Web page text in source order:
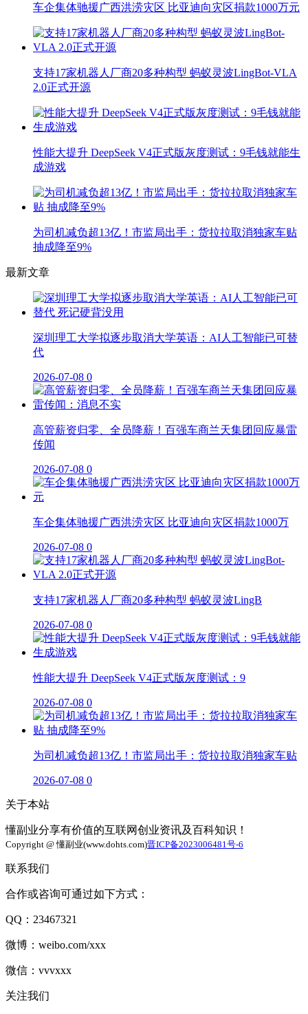
车企集体驰援广西洪涝灾区 比亚迪向灾区捐款1000万元
支持17家机器人厂商20多种构型 蚂蚁灵波LingBot-VLA
2.0正式开源
性能大提升 DeepSeek V4正式版灰度测试：9毛钱就能生
成游戏
为司机减负超13亿！市监局出手：货拉拉取消独家车贴
抽成降至9%
最新文章
深圳理工大学拟逐步取消大学英语：AI人工智能已可替
代
2026-07-08 0
高管薪资归零、全员降薪！百强车商兰天集团回应暴雷
传闻
2026-07-08 0
车企集体驰援广西洪涝灾区 比亚迪向灾区捐款1000万
2026-07-08 0
支持17家机器人厂商20多种构型 蚂蚁灵波LingB
2026-07-08 0
性能大提升 DeepSeek V4正式版灰度测试：9
2026-07-08 0
为司机减负超13亿！市监局出手：货拉拉取消独家车贴
2026-07-08 0
关于本站
懂副业分享有价值的互联网创业资讯及百科知识！
Copyright @ 懂副业(www.dohts.com)晋ICP备2023006481号-6
联系我们
合作或咨询可通过如下方式：
QQ：23467321
微博：weibo.com/xxx
微信：vvvxxx
关注我们